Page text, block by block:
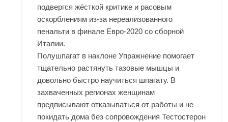
подвергся жёсткой критике и расовым
оскорблениям из-за нереализованного
пенальти в финале Евро-2020 со сборной
Италии.
Полушпагат в наклоне Упражнение помогает
тщательно растянуть тазовые мышцы и
довольно быстро научиться шпагату. В
захваченных регионах женщинам
предписывают отказываться от работы и не
покидать дома без сопровождения Тестостерон